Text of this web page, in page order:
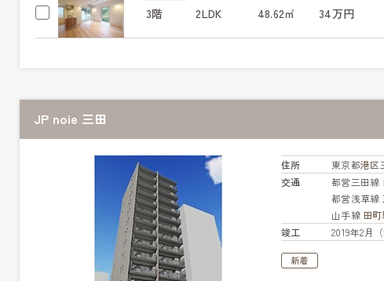
3階 2LDK 48.62㎡ 34万円
JP noie 三田
住所 東京都港区
交通
都営三田線
都営浅草線
山手線 田
竣工
2019年2月
新着